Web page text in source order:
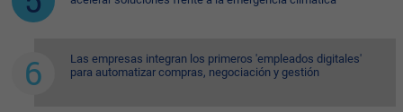
Las empresas integran los primeros 'empleados digitales'
para automatizar compras, negociación y gestión